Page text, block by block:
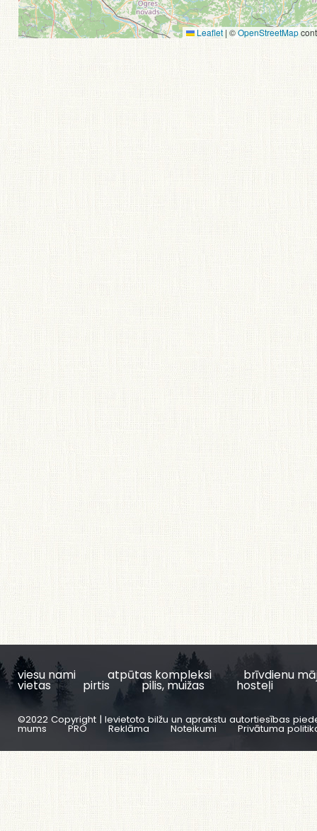
Leaflet | ©OpenStreetMap
viesu nami atpūtas kompleksi brīvdienu
vietas pirtis pilis, muižas hosteļi
©2022 Copyright | Ievietoto bilžu un aprakstu autortiesības
mums PRO Reklāma Noteikumi Privātuma